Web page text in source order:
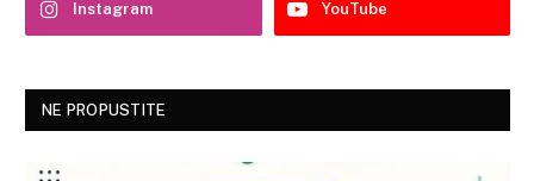
Instagram YouTube
NE PROPUSTITE